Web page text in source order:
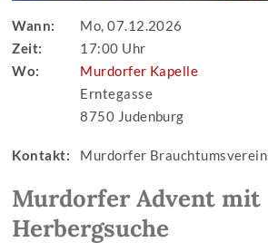
Wann:
Mo, 07.12.2026
Zeit:
17:00 Uhr
Wo:
Murdorfer Kapelle
Erntegasse
8750 Judenburg
Kontakt: Murdorfer Brauchtumsverein
Murdorfer Advent mit
Herbergsuche